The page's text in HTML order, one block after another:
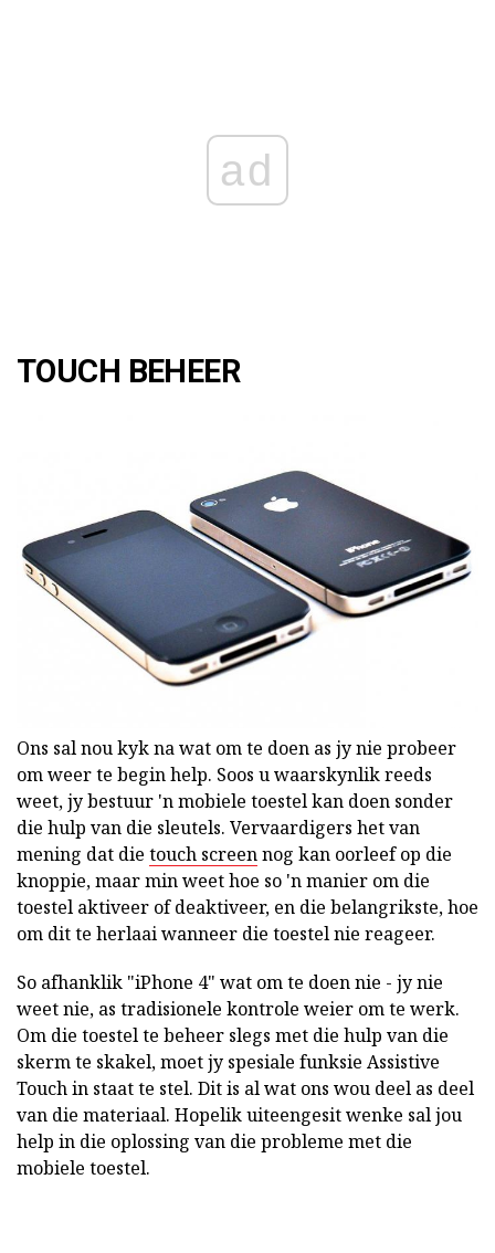
ad
TOUCH BEHEER
Ons sal nou kyk na wat om te doen as jy nie probeer
om weer te begin help. Soos u waarskynlik reeds
weet, jy bestuur 'n mobiele toestel kan doen sonder
die hulp van die sleutels. Vervaardigers het van
mening dat die touch screennog kan oorleef op die
knoppie, maar min weet hoe so 'n manier om die
toestel aktiveer of deaktiveer, en die belangrikste, hoe
om dit te herlaai wanneer die toestel nie reageer.
So afhanklik "iPhone 4" wat om te doen nie - jy nie
weet nie, as tradisionele kontrole weier om te werk.
Om die toestel te beheer slegs met die hulp van die
skerm te skakel, moet jy spesiale funksie Assistive
Touch in staat te stel. Dit is al wat ons wou deel as deel
van die materiaal. Hopelik uiteengesit wenke sal jou
help in die oplossing van die probleme met die
mobiele toestel.